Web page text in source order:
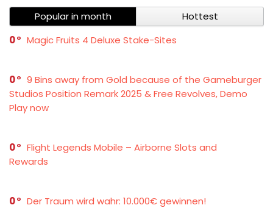
Popular in month
Hottest
0
Magic Fruits 4 Deluxe Stake-Sites
0
9 Bins away from Gold because of the Gameburger
Studios Position Remark 2025 & Free Revolves, Demo
Play now
0
Flight Legends Mobile – Airborne Slots and
Rewards
0 Der Traum wird wahr: 10.000€ gewinnen!